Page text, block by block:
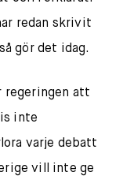
redan skrivit
gör det idag.
regeringen att
inte
varje debatt
vill inte ge